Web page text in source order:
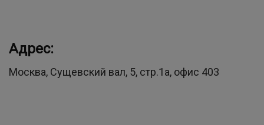
Адрес:
Москва, Сущевский вал, 5, стр.1а, офис 403